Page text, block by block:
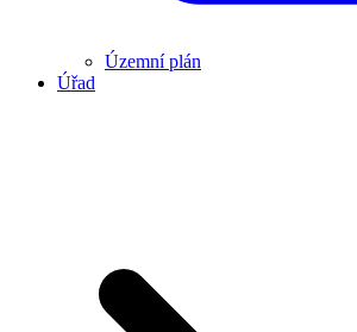
Územní plán
Úřad